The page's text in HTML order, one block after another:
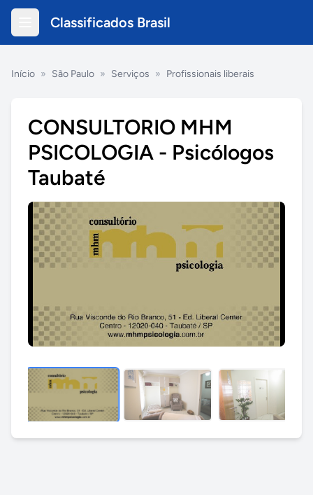
Classificados Brasil
Início » São Paulo » Serviços » Profissionais liberais
CONSULTORIO MHM
PSICOLOGIA - Psicólogos
Taubaté